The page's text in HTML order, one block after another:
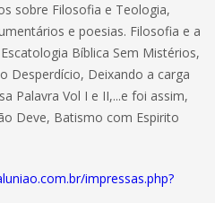
sobre Filosofia e Teologia,
e poesias. Filosofia e a
Bíblica Sem Mistérios,
Desperdício, Deixando a carga
Palavra Vol I e II,...e foi assim,
Deve, Batismo com Espirito
impressas.php?